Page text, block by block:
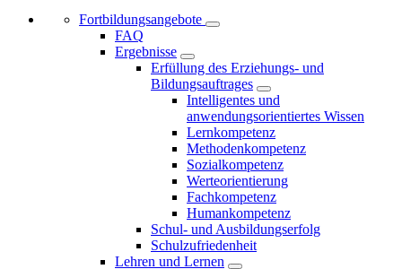
Fortbildungsangebote
FAQ
Ergebnisse
Erfüllung des Erziehungs- und
Bildungsauftrages
Intelligentes und
anwendungsorientiertes Wissen
Lernkompetenz
Methodenkompetenz
Sozialkompetenz
Werteorientierung
Fachkompetenz
Humankompetenz
Schul- und Ausbildungserfolg
Schulzufriedenheit
Lehren und Lernen